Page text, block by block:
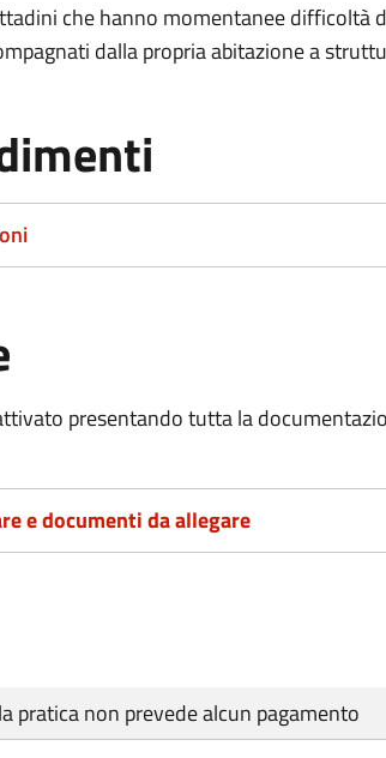
che hanno momentanee difficoltà
dalla propria abitazione a
presentando tutta la
e documenti da allegare
pratica non prevede alcun pagamento